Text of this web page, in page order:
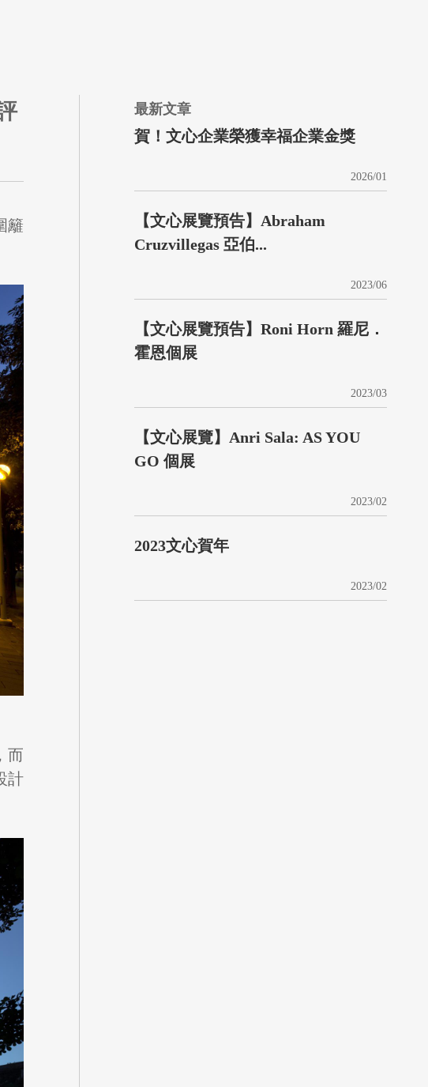
籬
而
計
最新文章
賀！文心企業榮獲幸福企業金獎
2026/01
【文心展覽預告】Abraham
Cruzvillegas 亞伯...
2023/06
【文心展覽預告】Roni Horn 羅尼．
霍恩個展
2023/03
【文心展覽】Anri Sala: AS YOU
GO 個展
2023/02
2023文心賀年
2023/02